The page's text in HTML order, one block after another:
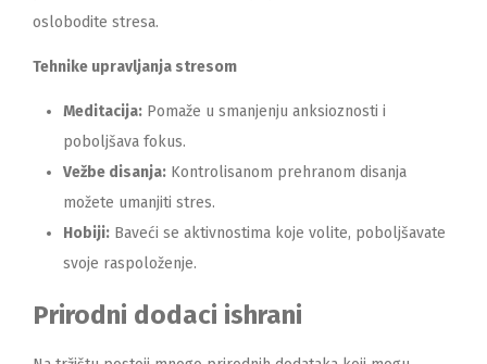
oslobodite stresa.
Tehnike upravljanja stresom
Meditacija: Pomaže u smanjenju anksioznosti i
poboljšava fokus.
Vežbe disanja: Kontrolisanom prehranom disanja
možete umanjiti stres.
Hobiji: Baveći se aktivnostima koje volite, poboljšavate
svoje raspoloženje.
Prirodni dodaci ishrani